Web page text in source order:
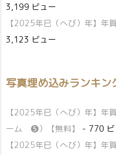
3,199 ビュー
【2025年巳（へび）年】年
3,123 ビュー
写真埋め込みランキン
【2025年巳（へび）年】年
ーム ❺）【無料】
- 770 ビ
【2025年巳（へび）年】年